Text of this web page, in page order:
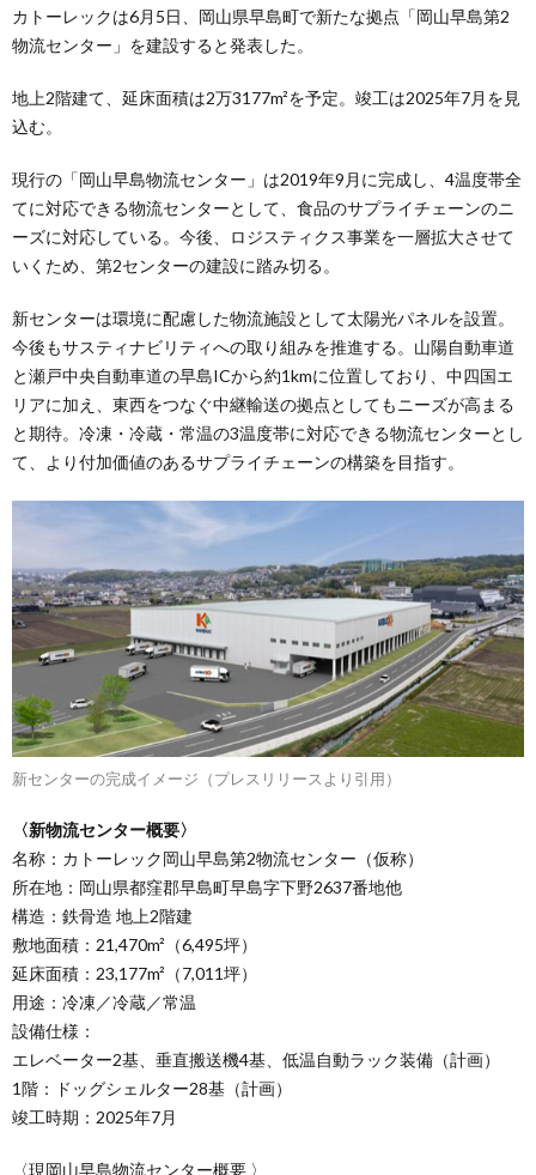
カトーレックは6月5日、岡山県早島町で新たな拠点「岡山早島第2
物流センター」を建設すると発表した。
地上2階建て、延床面積は2万3177m²を予定。竣工は2025年7月を見
込む。
現行の「岡山早島物流センター」は2019年9月に完成し、4温度帯全
てに対応できる物流センターとして、食品のサプライチェーンのニ
ーズに対応している。今後、ロジスティクス事業を一層拡大させて
いくため、第2センターの建設に踏み切る。
新センターは環境に配慮した物流施設として太陽光パネルを設置。
今後もサスティナビリティへの取り組みを推進する。山陽自動車道
と瀬戸中央自動車道の早島ICから約1kmに位置しており、中四国エ
リアに加え、東西をつなぐ中継輸送の拠点としてもニーズが高まる
と期待。冷凍・冷蔵・常温の3温度帯に対応できる物流センターとし
て、より付加価値のあるサプライチェーンの構築を目指す。
新センターの完成イメージ（プレスリリースより引用）
〈新物流センター概要〉
名称：カトーレック岡山早島第2物流センター（仮称）
所在地：岡山県都窪郡早島町早島字下野2637番地他
構造：鉄骨造 地上2階建
敷地面積：21,470m²（6,495坪）
延床面積：23,177m²（7,011坪）
用途：冷凍／冷蔵／常温
設備仕様：
エレベーター2基、垂直搬送機4基、低温自動ラック装備（計画）
1階：ドッグシェルター28基（計画）
竣工時期：2025年7月
〈現岡山早島物流センター概要 〉